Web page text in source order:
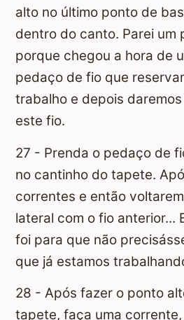
alto no último ponto de
dentro do canto. Parei um
porque chegou a hora de
pedaço de fio que
trabalho e depois
este fio.
27 - Prenda o pedaço de
no cantinho do tapete.
correntes e então
lateral com o fio anterior...
foi para que não
que já estamos
28 - Após fazer o ponto
tapete, faça uma